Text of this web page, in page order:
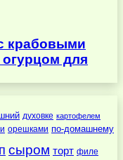
крабовыми
для
духовке картофелем
орешками по-домашнему
сыром торт филе